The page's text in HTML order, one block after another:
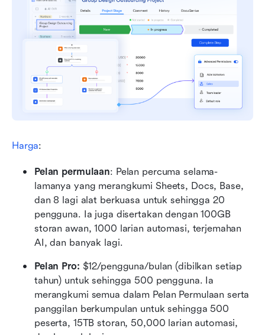
Harga:
Pelan permulaan: Pelan percuma selama-
lamanya yang merangkumi Sheets, Docs, Base,
dan 8 lagi alat berkuasa untuk sehingga 20
pengguna. Ia juga disertakan dengan 100GB
storan awan, 1000 larian automasi, terjemahan
AI, dan banyak lagi.
Pelan Pro: $12/pengguna/bulan (dibilkan setiap
tahun) untuk sehingga 500 pengguna. Ia
merangkumi semua dalam Pelan Permulaan serta
panggilan berkumpulan untuk sehingga 500
peserta, 15TB storan, 50,000 larian automasi,